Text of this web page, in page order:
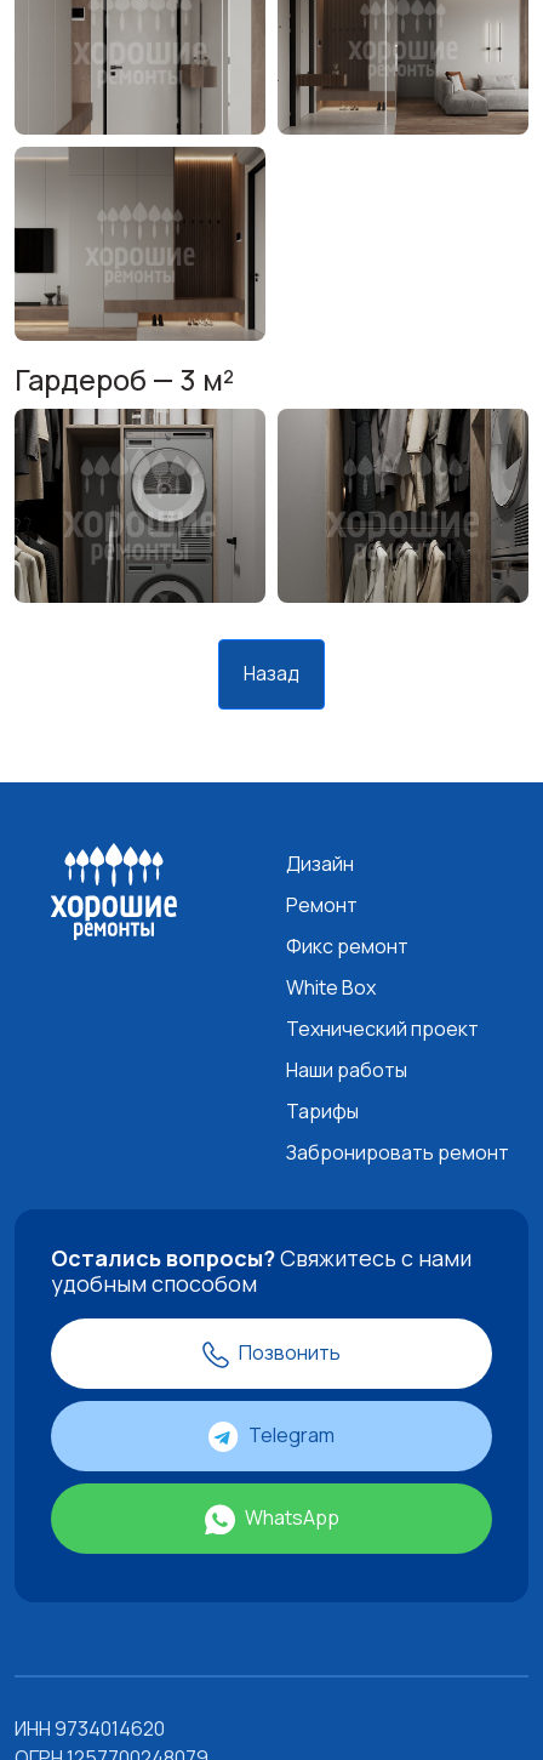
Гардероб — 3 м²
Назад
Дизайн
Ремонт
Фикс ремонт
White Box
Технический проект
Наши работы
Тарифы
Забронировать ремонт
Остались вопросы?Свяжитесь с нами
удобным способом
Позвонить
Telegram
WhatsApp
ИНН 9734014620